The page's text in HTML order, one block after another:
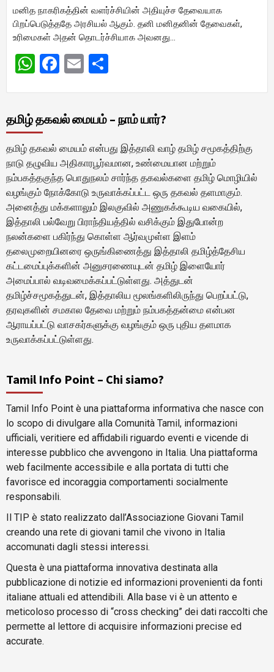
மனித நாகரிகத்தின் வளர்ச்சியின் அதியுச்ச தேவையாக
பிறப்பெடுத்ததே அரசியல் ஆகும். தனி மனிதனின் தேவைகள்,
உரிமைகள் அதன் தொடர்ச்சியாக அவனது…
WhatsApp
Facebook
Email
தமிழ் தகவல் மையம் – நாம் யார்?
தமிழ் தகவல் மையம் என்பது இத்தாலி வாழ் தமிழ் சமூகத்திற்கு
நாடு தழுவிய அதிகாரபூர்வமான, உண்மையான மற்றும்
நம்பகத்தகுந்த பொதுநலம் சார்ந்த தகவல்களை தமிழ் மொழியில்
வழங்கும் நோக்கோடு உருவாக்கப்பட்ட ஒரு தகவல் தளமாகும்.
அனைத்து மக்களாலும் இலகுவில் அணுகக்கூடிய வகையில்,
இத்தாலி பல்வேறு பிராந்தியத்தில் வசிக்கும் இதுபோன்ற
நலன்களை பகிர்ந்து கொள்ள ஆர்வமுள்ள இளம்
தலைமுறையினரை ஒருங்கிணைத்து இத்தாலி தமிழ்த்தேசிய
கட்டமைப்புக்களின் அனுசரணையுடன் தமிழ் இளையோர்
அமைப்பால் வடிவமைக்கப்பட்டுள்ளது. அத்துடன்
தமிழ்ச்சமூகத்துடன், இத்தாலிய மூலங்களிலிருந்து பெறப்பட்டு,
தரவுகளின் சமகால தேவை மற்றும் நம்பகத்தன்மை என்பன
ஆராயப்பட்டு வாசகர்களுக்கு வழங்கும் ஒரு புதிய தளமாக
உருவாக்கப்பட்டுள்ளது.
Tamil Info Point – Chi siamo?
Tamil Info Point è una piattaforma informativa che nasce con
lo scopo di divulgare alla Comunità Tamil, informazioni
ufficiali, veritiere ed affidabili riguardo eventi e vicende di
interesse pubblico che avvengono in Italia. Una piattaforma
web facilmente accessibile e alla portata di tutti che
favorisce ed incoraggia comportamenti socialmente
responsabili.
Il TIP è stato realizzato dall’Associazione Giovani Tamil
creando una rete di giovani tamil che vivono in Italia
accomunati dagli stessi interessi.
Questa è una piattaforma innovativa destinata alla
pubblicazione di notizie ed informazioni provenienti da fonti
italiane attuali ed attendibili. Alla base vi è un attento e
meticoloso processo di “cross checking” dei dati raccolti che
permette al lettore di acquisire informazioni precise ed
accurate.